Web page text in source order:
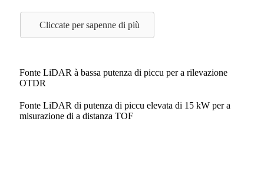
Cliccate per sapenne di più
Fonte LiDAR à bassa putenza di piccu per a rilevazione
OTDR
Fonte LiDAR di putenza di piccu elevata di 15 kW per a
misurazione di a distanza TOF